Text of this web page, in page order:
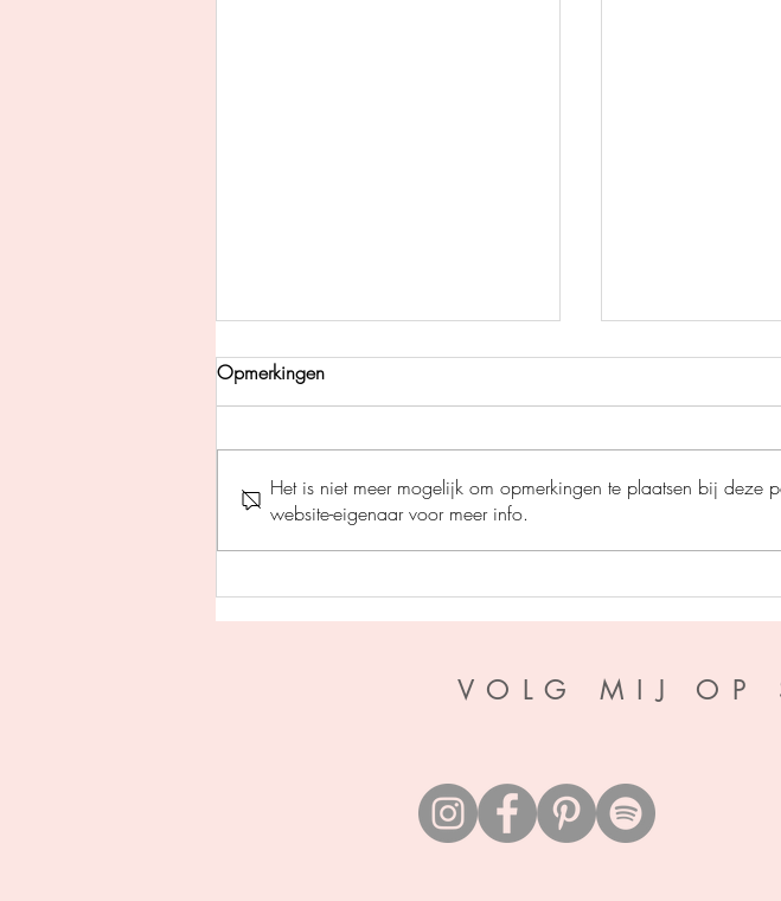
Aftermyth 1 - De doos van
Sepia en de
Opmerkingen
Het is niet meer mogelijk om opmerkingen te plaatsen bij deze
website-eigenaar voor meer info.
VOLG MIJ OP